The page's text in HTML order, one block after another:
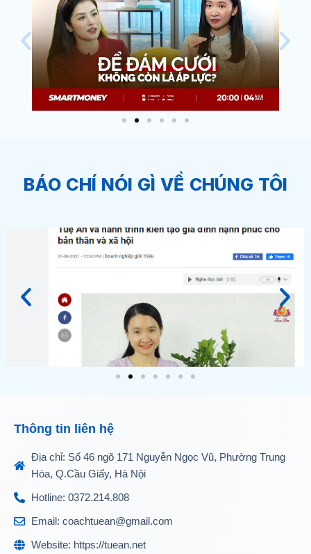
BÁO CHÍ NÓI GÌ VỀ CHÚNG TÔI
Thông tin liên hệ
Địa chỉ: Số 46 ngõ 171 Nguyễn Ngọc Vũ, Phường Trung
Hòa, Q.Cầu Giấy, Hà Nội
Hotline: 0372.214.808
Email: coachtuean@gmail.com
Website: https://tuean.net